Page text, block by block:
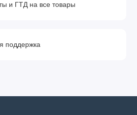
и ГТД на все товары
поддержка